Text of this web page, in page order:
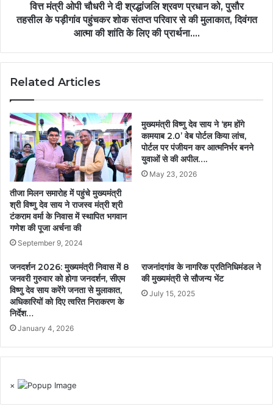
वित्त मंत्री ओपी चौधरी ने दी श्रद्धांजलि श्रवण प्रधान को, पुसौर
तहसील के पड़ीगांव पहुंचकर शोक संतप्त परिवार से की मुलाकात, दिवंगत
आत्मा की शांति के लिए की प्रार्थना….
Related Articles
तीजा मिलन समारोह में पहुंचे मुख्यमंत्री
श्री विष्णु देव साय ने राजस्व मंत्री श्री
टंकराम वर्मा के निवास में स्थापित भगवान
गणेश की पूजा अर्चना की
September 9, 2024
मुख्यमंत्री विष्णु देव साय ने ‘हम होंगे
कामयाब 2.0’ वेब पोर्टल किया लांच,
पोर्टल पर पंजीयन कर आत्मनिर्भर बनने
युवाओं से की अपील….
May 23, 2026
जनदर्शन 2026: मुख्यमंत्री निवास में 8
जनवरी गुरुवार को होगा जनदर्शन, सीएम
विष्णु देव साय करेंगे जनता से मुलाकात,
अधिकारियों को दिए त्वरित निराकरण के
निर्देश…
January 4, 2026
राजनांदगांव के नागरिक प्रतिनिधिमंडल ने
की मुख्यमंत्री से सौजन्य भेंट
July 15, 2025
×